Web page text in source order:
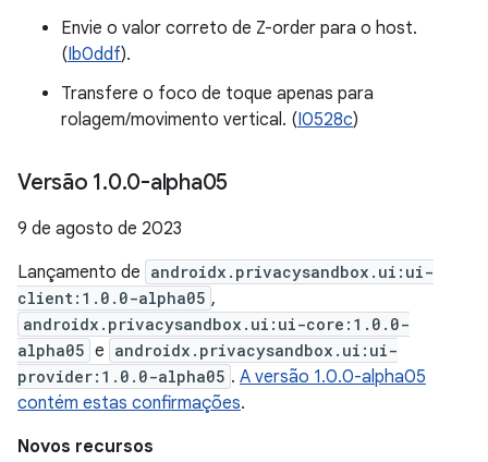
Envie o valor correto de Z-order para o host.
(Ib0ddf).
Transfere o foco de toque apenas para
rolagem/movimento vertical. (I0528c)
Versão 1.0.0-alpha05
9 de agosto de 2023
Lançamento de androidx.privacysandbox.ui:ui-
client:1.0.0-alpha05 ,
androidx.privacysandbox.ui:ui-core:1.0.0-
alpha05 e androidx.privacysandbox.ui:ui-
provider:1.0.0-alpha05 . A versão 1.0.0-alpha05
contém estas confirmações.
Novos recursos